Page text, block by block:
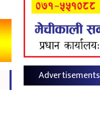
Advertisements